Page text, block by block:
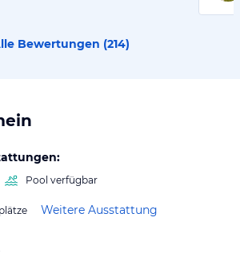
Bewertungen (214)
Pool verfügbar
Weitere Ausstattung